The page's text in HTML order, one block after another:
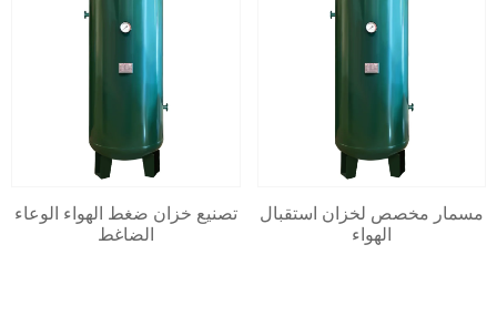
تصنيع خزان ضغط الهواء الوعاء
الضاغط
مسمار مخصص لخزان استقبال
الهواء